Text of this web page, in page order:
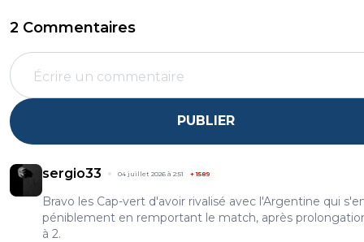
2 Commentaires
PUBLIER
sergio33 04 juillet 2026 à 2:51 +1589
Bravo les Cap-vert d'avoir rivalisé avec l'Argentine qui
péniblement en remportant le match, après
à 2.